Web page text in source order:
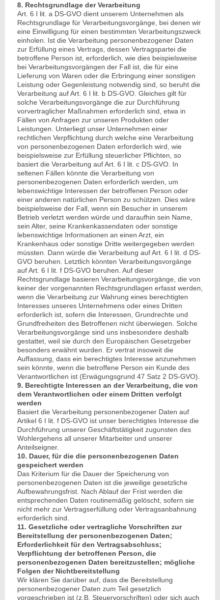
8. Rechtsgrundlage der Verarbeitung
Art. 6 I lit. a DS-GVO dient unserem Unternehmen als
Rechtsgrundlage für Verarbeitungsvorgänge, bei denen wir
eine Einwilligung für einen bestimmten Verarbeitungszweck
einholen. Ist die Verarbeitung personenbezogener Daten
zur Erfüllung eines Vertrags, dessen Vertragspartei die
betroffene Person ist, erforderlich, wie dies beispielsweise
bei Verarbeitungsvorgängen der Fall ist, die für eine
Lieferung von Waren oder die Erbringung einer sonstigen
Leistung oder Gegenleistung notwendig sind, so beruht die
Verarbeitung auf Art. 6 I lit. b DS-GVO. Gleiches gilt für
solche Verarbeitungsvorgänge die zur Durchführung
vorvertraglicher Maßnahmen erforderlich sind, etwa in
Fällen von Anfragen zur unseren Produkten oder
Leistungen. Unterliegt unser Unternehmen einer
rechtlichen Verpflichtung durch welche eine Verarbeitung
von personenbezogenen Daten erforderlich wird, wie
beispielsweise zur Erfüllung steuerlicher Pflichten, so
basiert die Verarbeitung auf Art. 6 I lit. c DS-GVO. In
seltenen Fällen könnte die Verarbeitung von
personenbezogenen Daten erforderlich werden, um
lebenswichtige Interessen der betroffenen Person oder
einer anderen natürlichen Person zu schützen. Dies wäre
beispielsweise der Fall, wenn ein Besucher in unserem
Betrieb verletzt werden würde und daraufhin sein Name,
sein Alter, seine Krankenkassendaten oder sonstige
lebenswichtige Informationen an einen Arzt, ein
Krankenhaus oder sonstige Dritte weitergegeben werden
müssten. Dann würde die Verarbeitung auf Art. 6 I lit. d DS-
GVO beruhen. Letztlich könnten Verarbeitungsvorgänge
auf Art. 6 I lit. f DS-GVO beruhen. Auf dieser
Rechtsgrundlage basieren Verarbeitungsvorgänge, die von
keiner der vorgenannten Rechtsgrundlagen erfasst werden,
wenn die Verarbeitung zur Wahrung eines berechtigten
Interesses unseres Unternehmens oder eines Dritten
erforderlich ist, sofern die Interessen, Grundrechte und
Grundfreiheiten des Betroffenen nicht überwiegen. Solche
Verarbeitungsvorgänge sind uns insbesondere deshalb
gestattet, weil sie durch den Europäischen Gesetzgeber
besonders erwähnt wurden. Er vertrat insoweit die
Auffassung, dass ein berechtigtes Interesse anzunehmen
sein könnte, wenn die betroffene Person ein Kunde des
Verantwortlichen ist (Erwägungsgrund 47 Satz 2 DS-GVO).
9. Berechtigte Interessen an der Verarbeitung, die von
dem Verantwortlichen oder einem Dritten verfolgt
werden
Basiert die Verarbeitung personenbezogener Daten auf
Artikel 6 I lit. f DS-GVO ist unser berechtigtes Interesse die
Durchführung unserer Geschäftstätigkeit zugunsten des
Wohlergehens all unserer Mitarbeiter und unserer
Anteilseigner.
10. Dauer, für die die personenbezogenen Daten
gespeichert werden
Das Kriterium für die Dauer der Speicherung von
personenbezogenen Daten ist die jeweilige gesetzliche
Aufbewahrungsfrist. Nach Ablauf der Frist werden die
entsprechenden Daten routinemäßig gelöscht, sofern sie
nicht mehr zur Vertragserfüllung oder Vertragsanbahnung
erforderlich sind.
11. Gesetzliche oder vertragliche Vorschriften zur
Bereitstellung der personenbezogenen Daten;
Erforderlichkeit für den Vertragsabschluss;
Verpflichtung der betroffenen Person, die
personenbezogenen Daten bereitzustellen; mögliche
Folgen der Nichtbereitstellung
Wir klären Sie darüber auf, dass die Bereitstellung
personenbezogener Daten zum Teil gesetzlich
vorgeschrieben ist (z.B. Steuervorschriften) oder sich auch